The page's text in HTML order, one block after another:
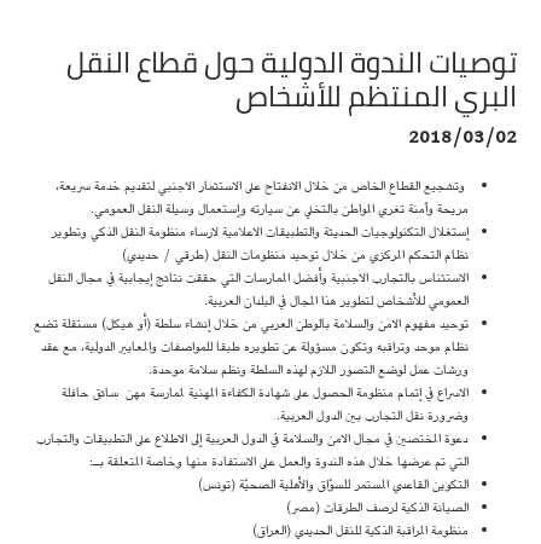
توصيات الندوة الدولية حول قطاع النقل
البري المنتظم للأشخاص
2018/03/02
وتشجيع القطاع الخاص من خلال الانفتاح على الاستثمار الاجنبي لتقديم خدمة سريعة،
مريحة واَمنة تغري المواطن بالتخلي عن سيارته وإستعمال وسيلة النقل العمومي.
إستغلال التكنولوجيات الحديثة والتطبيقات الاعلامية لارساء منظومة النقل الذكي وتطوير
نظام التحكم المركزي من خلال توحيد منظومات النقل (طرقي / حديدي)
الاستئناس بالتجارب الاجنبية وأفضل الممارسات التي حققت نتائج إيجابية في مجال النقل
العمومي للأشخاص لتطوير هذا المجال في البلدان العربية.
توحيد مفهوم الامن والسلامة بالوطن العربي من خلال إنشاء سلطة (أو هيكل) مستقلة تضع
نظام موحد وتراقبه وتكون مسؤولة عن تطويره طبقا للمواصفات والمعايير الدولية، مع عقد
ورشات عمل لوضع التصور اللازم لهذه السلطة ونظم سلامة موحدة.
الاسراع في إتمام منظومة الحصول على شهادة الكفاءة المهنية لممارسة مهن سائق حافلة
وضرورة نقل التجارب بين الدول العربية.
دعوة المختصين في مجال الامن والسلامة في الدول العربية إلى الاطلاع على التطبيقات والتجارب
التي تم عرضها خلال هذه الندوة والعمل على الاستفادة منها وخاصة المتعلقة بـ:
التكوين القاعدي المستمر للسوّاق والأهلية الصحيّة (تونس)
الصيانة الذكية لرصف الطرقات (مصر)
منظومة المراقبة الذكية للنقل الحديدي (العراق)